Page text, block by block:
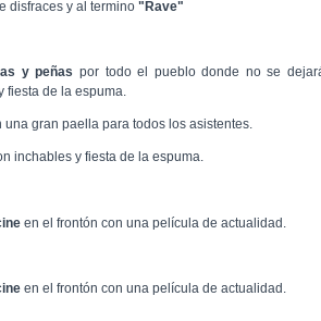
disfraces y al termino "Rave"
y peñas por todo el pueblo donde no se
fiesta de la espuma.
una gran paella para todos los asistentes.
inchables y fiesta de la espuma.
en el frontón con una película de actualidad.
en el frontón con una película de actualidad.